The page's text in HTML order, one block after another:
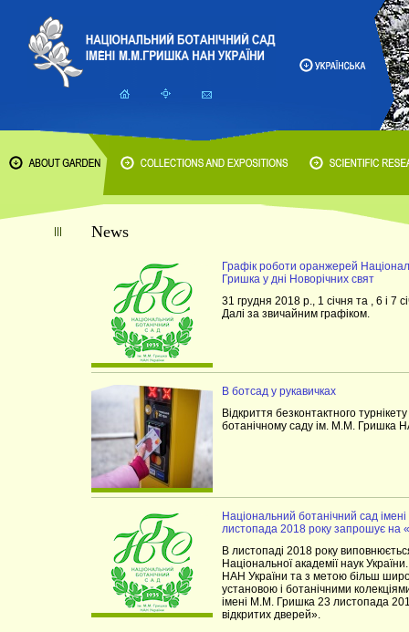
News
Графік роботи оранжерей
Гришка у дні Новорічних свят
31 грудня 2018 р., 1 січня та , 6 і 7
Далі за звичайним графіком.
В ботсад у рукавичках
Відкриття безконтактного
ботанічному саду ім. М.М. Гришка
Національний ботанічний сад
листопада 2018 року запрошує на
В листопаді 2018 року
Національної академії наук
НАН України та з метою більш
установою і ботанічними
імені М.М. Гришка 23 листопада
відкритих дверей».